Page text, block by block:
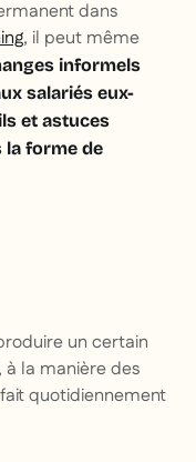
dans
, il peut même
informels
salariés eux-
et astuces
la forme de
un certain
à la manière des
quotidiennement